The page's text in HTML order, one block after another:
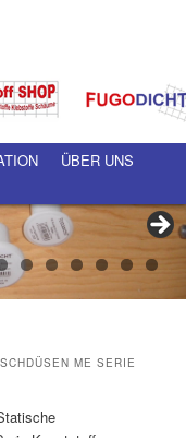
wechselnInhalt wechseln
ÜBER UNS
ME SERIE